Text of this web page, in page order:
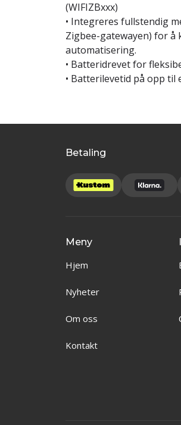
(WIFIZBxxx)
• Integreres fullstendig
Zigbee-gatewayen) for
automatisering.
• Batteridrevet for
• Batterilevetid på opp til
Betaling
Meny
Hjem
Nyheter
Om oss
Kontakt